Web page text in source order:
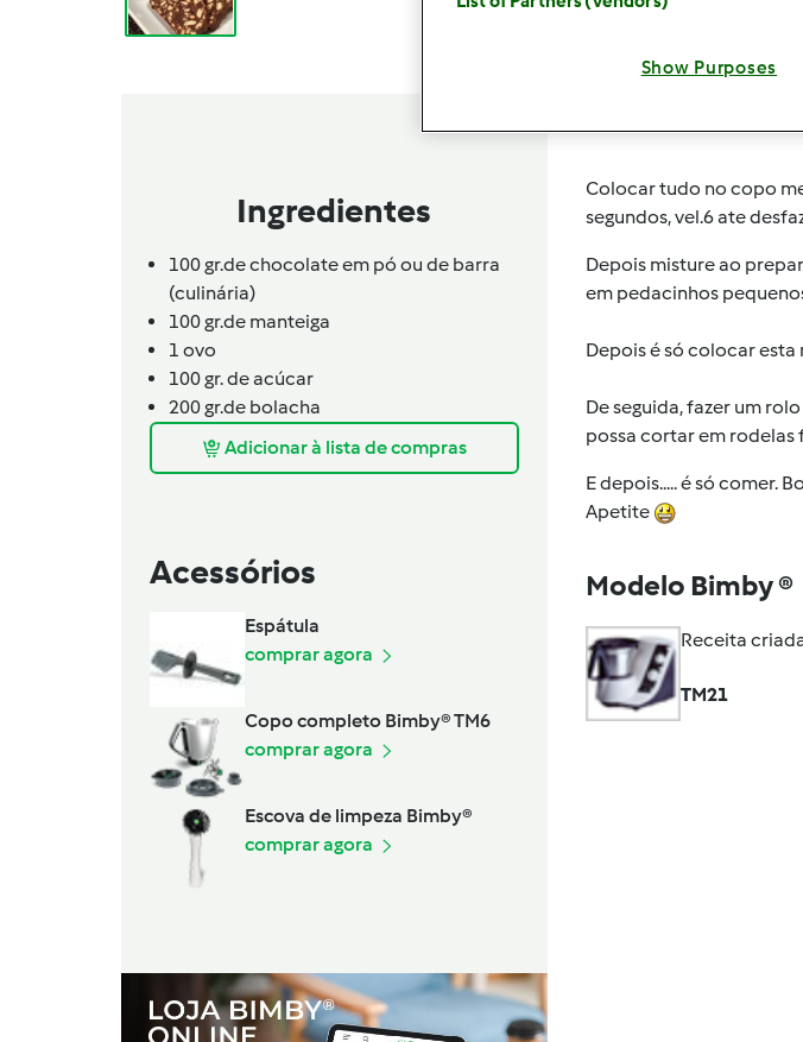
Ingredientes
100 gr.de chocolate em pó ou de barra
(culinária)
100 gr.de manteiga
1 ovo
100 gr. de acúcar
200 gr.de bolacha
Adicionar à lista de compras
Acessórios
Espátula
comprar agora
Copo completo Bimby® TM6
comprar agora
Escova de limpeza Bimby®
comprar agora
Colocar tudo no copo
segundos, vel.6 ate
Depois misture ao
em pedacinhos
Depois é só colocar
De seguida, fazer um
possa cortar em rodelas
E depois..... é só comer.
Apetite
Modelo Bimby ®
Receita
TM21
Show Purposes